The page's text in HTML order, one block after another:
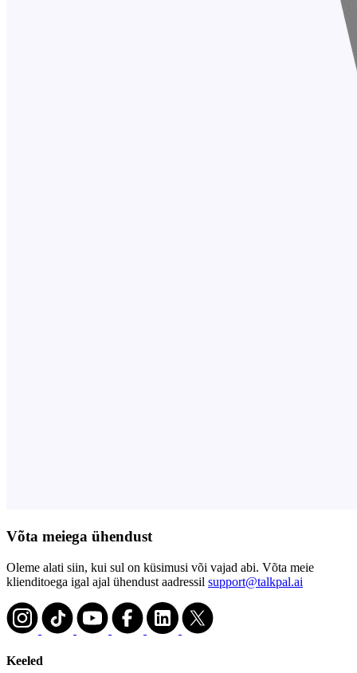
Võta meiega ühendust
Oleme alati siin, kui sul on küsimusi või vajad abi. Võta meie
klienditoega igal ajal ühendust aadressil support@talkpal.ai
Keeled